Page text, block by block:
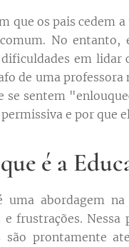
que os pais
No entanto,
em lidar
de uma
se sentem
e por que
é a
uma abordagem
frustrações.
são prontamente